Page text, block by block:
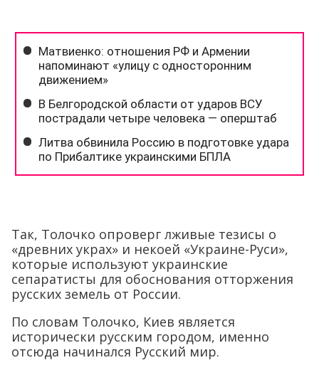
Так, Толочко опроверг лживые тезисы о
«древних украх» и некоей «Украине-Руси»,
которые используют украинские
сепаратисты для обоснования отторжения
русских земель от России.
По словам Толочко, Киев является
исторически русским городом, именно
отсюда начинался Русский мир.